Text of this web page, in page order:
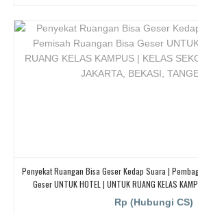
Penyekat Ruangan Bisa Geser Kedap Suara |
Geser UNTUK HOTEL | UNTUK RUANG KELAS
BANDUNG, JAKARTA, BEKASI,
Rp (Hubungi CS)